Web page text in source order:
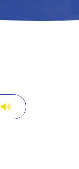
PRO TURISTY